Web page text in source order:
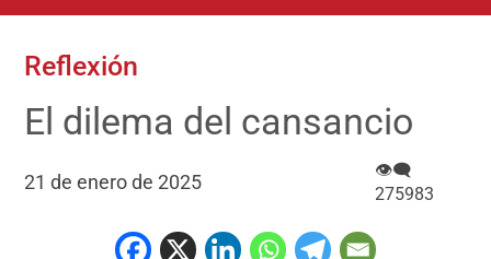
Reflexión
El dilema del cansancio
21 de enero de 2025
👁‍🗨
275983